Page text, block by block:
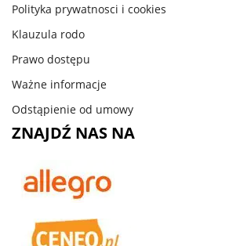
Polityka prywatnosci i cookies
Klauzula rodo
Prawo dostępu
Ważne informacje
Odstąpienie od umowy
ZNAJDŹ NAS NA